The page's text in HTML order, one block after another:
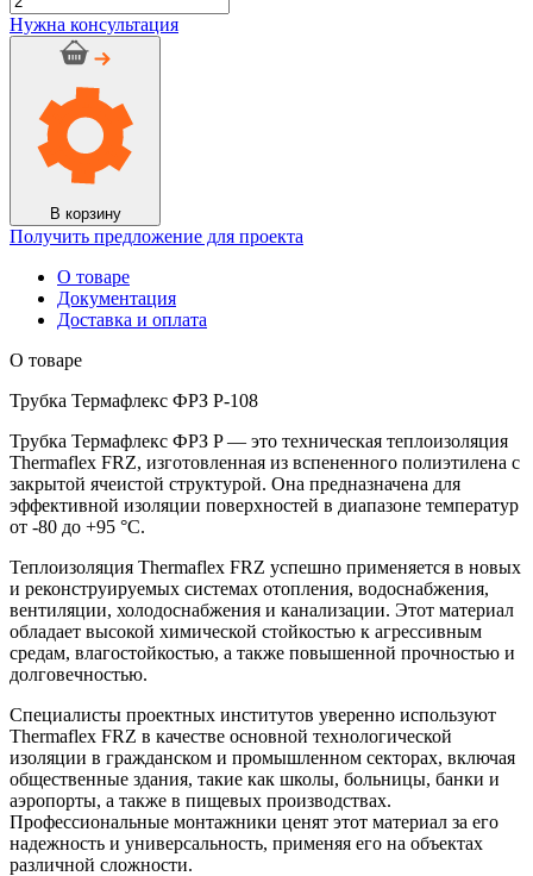
Нужна консультация
В корзину
Получить предложение для проекта
О товаре
Документация
Доставка и оплата
О товаре
Трубка Термафлекс ФРЗ P-108
Трубка Термафлекс ФРЗ P — это техническая теплоизоляция
Thermaflex FRZ, изготовленная из вспененного полиэтилена с
закрытой ячеистой структурой. Она предназначена для
эффективной изоляции поверхностей в диапазоне температур
от -80 до +95 °C.
Теплоизоляция Thermaflex FRZ успешно применяется в новых
и реконструируемых системах отопления, водоснабжения,
вентиляции, холодоснабжения и канализации. Этот материал
обладает высокой химической стойкостью к агрессивным
средам, влагостойкостью, а также повышенной прочностью и
долговечностью.
Специалисты проектных институтов уверенно используют
Thermaflex FRZ в качестве основной технологической
изоляции в гражданском и промышленном секторах, включая
общественные здания, такие как школы, больницы, банки и
аэропорты, а также в пищевых производствах.
Профессиональные монтажники ценят этот материал за его
надежность и универсальность, применяя его на объектах
различной сложности.